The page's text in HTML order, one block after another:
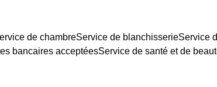
de chambreService de blanchisserieService
bancaires acceptéesService de santé et de